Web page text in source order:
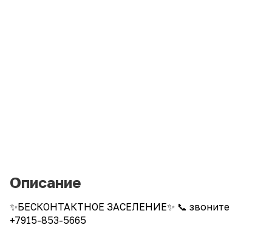
Описание
✨БЕСКОНТАКТНОЕ ЗАСЕЛЕНИЕ✨ 📞 звоните
+7915-853-5665